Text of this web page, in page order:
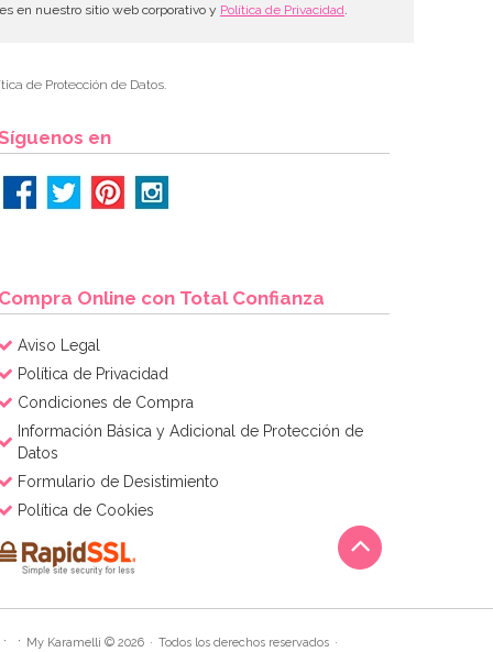
en nuestro sitio web corporativo y Política de Privacidad
de Protección de Datos.
en
Compra Online con Total Confianza
Aviso Legal
Política de Privacidad
Condiciones de Compra
Información Básica y Adicional de Protección de
Datos
Formulario de Desistimiento
Política de Cookies
My Karamelli © 2026 Todos los derechos reservados